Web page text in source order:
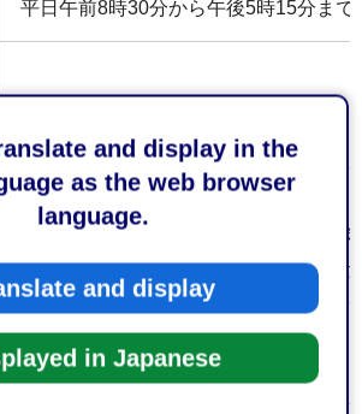
and display in the
as the web browser
language.
and display
in Japanese
平日午前8時30分から午後5時15分まで
なし
申請は無料です。
ただし、占用物件と期間に応じて占用
単価等については別途お問い合わせく
漁港施設占用の必要書類は申請内容に
るべく事前に窓口でご相談ください。